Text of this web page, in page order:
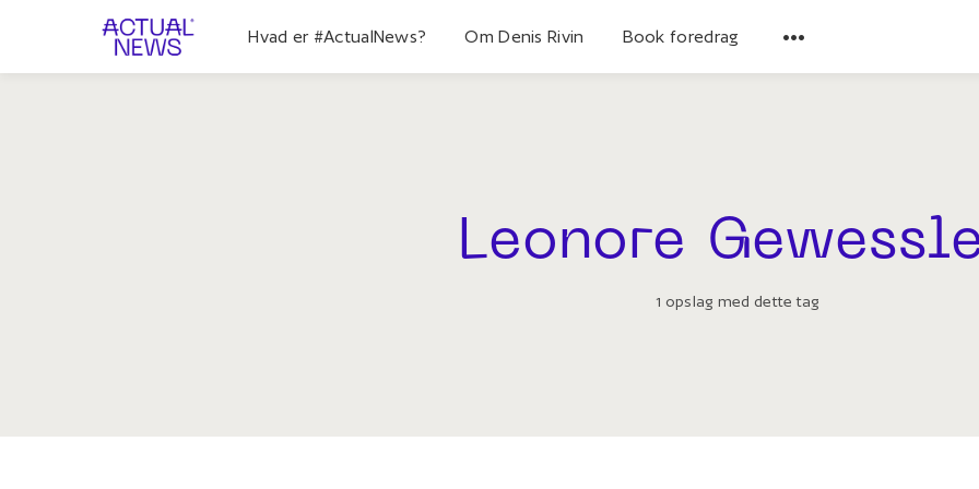
Hvad er #ActualNews? Om Denis Rivin Book foredrag
Leonore
1 opslag med dette tag